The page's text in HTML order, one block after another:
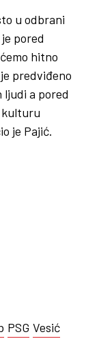
u odbrani
pored
hitno
predviđeno
ljudi a pored
kulturu
je Pajić.
PSG Vesić